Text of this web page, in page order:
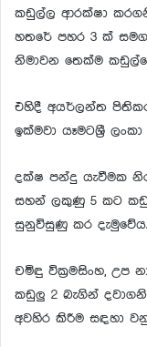
කඩුල්ල ආරක්ෂා
හතරේ පහර 3 ක්
නිමාවන තෙක්ම
එහිදී අයර්ලන්ත
ඉක්මවා යෑමටශ්‍රී
දක්ෂ පන්දු යැවීමක
සහන් ලකුණු 5 කට
සුනුවිසුණු කර දැමුවේය.
චමිඳු වික්‍රමසිංහ, උප
කඩුලු 2 බැගින්
අවහිර කිරීම සඳහා